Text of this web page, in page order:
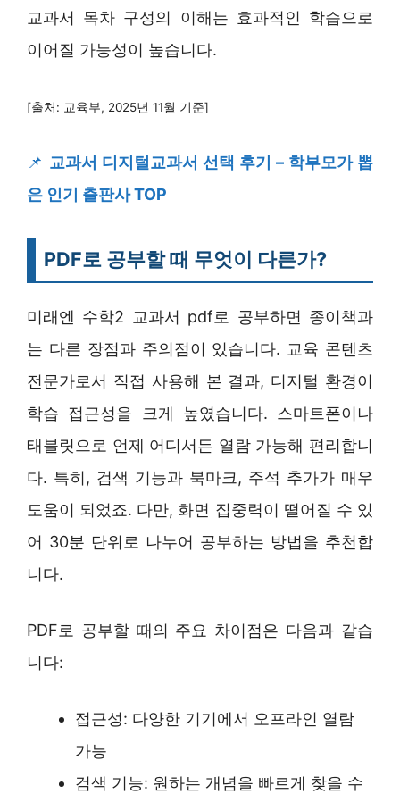
교과서 목차 구성의 이해는 효과적인 학습으로
이어질 가능성이 높습니다.
[출처: 교육부, 2025년 11월 기준]
📌 교과서 디지털교과서 선택 후기 – 학부모가 뽑
은 인기 출판사 TOP
PDF로 공부할 때 무엇이 다른가?
미래엔 수학2 교과서 pdf로 공부하면 종이책과
는 다른 장점과 주의점이 있습니다. 교육 콘텐츠
전문가로서 직접 사용해 본 결과, 디지털 환경이
학습 접근성을 크게 높였습니다. 스마트폰이나
태블릿으로 언제 어디서든 열람 가능해 편리합니
다. 특히, 검색 기능과 북마크, 주석 추가가 매우
도움이 되었죠. 다만, 화면 집중력이 떨어질 수 있
어 30분 단위로 나누어 공부하는 방법을 추천합
니다.
PDF로 공부할 때의 주요 차이점은 다음과 같습
니다:
접근성: 다양한 기기에서 오프라인 열람
가능
검색 기능: 원하는 개념을 빠르게 찾을 수